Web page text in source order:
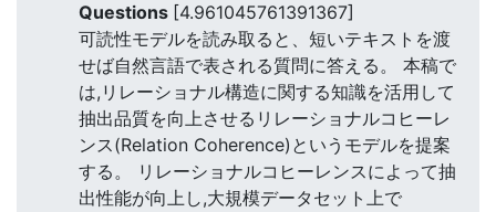
Questions [4.961045761391367]
可読性モデルを読み取ると、短いテキストを渡
せば自然言語で表される質問に答える。 本稿で
は,リレーショナル構造に関する知識を活用して
抽出品質を向上させるリレーショナルコヒーレ
ンス(Relation Coherence)というモデルを提案
する。 リレーショナルコヒーレンスによって抽
出性能が向上し,大規模データセット上で